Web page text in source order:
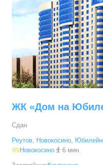
ЖК «Дом на
Сдан
Реутов, Новокосино,
Новокосино
6 мин.